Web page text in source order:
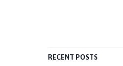
RECENT POSTS